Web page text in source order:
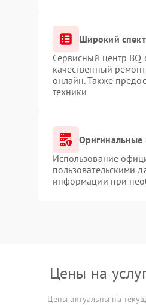
Широкий
Сервисный центр BQ
качественный
онлайн. Также
техники
Использование
пользовательскими
информации при
Цены на
Цены актуальны на